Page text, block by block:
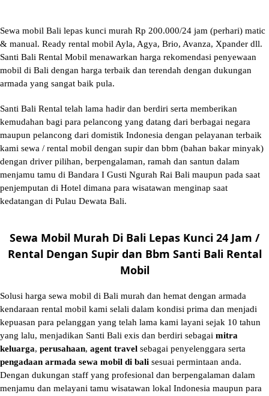
Sewa mobil Bali lepas kunci murah Rp 200.000/24 jam (perhari) matic
& manual. Ready rental mobil Ayla, Agya, Brio, Avanza, Xpander dll.
Santi Bali Rental Mobil menawarkan harga rekomendasi penyewaan
mobil di Bali dengan harga terbaik dan terendah dengan dukungan
armada yang sangat baik pula.
Santi Bali Rental telah lama hadir dan berdiri serta memberikan
kemudahan bagi para pelancong yang datang dari berbagai negara
maupun pelancong dari domistik Indonesia dengan pelayanan terbaik
kami sewa / rental mobil dengan supir dan bbm (bahan bakar minyak)
dengan driver pilihan, berpengalaman, ramah dan santun dalam
menjamu tamu di Bandara I Gusti Ngurah Rai Bali maupun pada saat
penjemputan di Hotel dimana para wisatawan menginap saat
kedatangan di Pulau Dewata Bali.
Sewa Mobil Murah Di Bali Lepas Kunci 24 Jam /
Rental Dengan Supir dan Bbm Santi Bali Rental
Mobil
Solusi harga sewa mobil di Bali murah dan hemat dengan armada
kendaraan rental mobil kami selali dalam kondisi prima dan menjadi
kepuasan para pelanggan yang telah lama kami layani sejak 10 tahun
yang lalu, menjadikan Santi Bali exis dan berdiri sebagai mitra
keluarga, perusahaan, agent travel sebagai penyelenggara serta
pengadaan armada sewa mobil di bali sesuai permintaan anda.
Dengan dukungan staff yang profesional dan berpengalaman dalam
menjamu dan melayani tamu wisatawan lokal Indonesia maupun para